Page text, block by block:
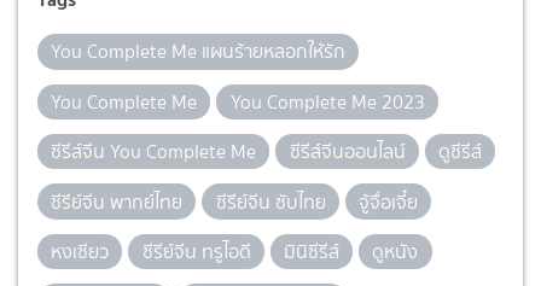
You Complete Me แผนร้ายหลอกให้รัก
You Complete Me
You Complete Me 2023
ซีรีส์จีน You Complete Me
ซีรีส์จีนออนไลน์
ดูซีรีส์
ซีรีย์จีน พากย์ไทย
ซีรีย์จีน ซับไทย
จู้จื่อเจี๋ย
หงเซียว
ซีรีย์จีน ทรูไอดี มินิซีรีส์
ดูหนัง